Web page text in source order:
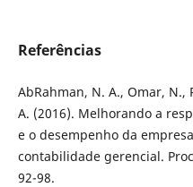
Referências
AbRahman, N. A., Omar, N.,
A. (2016). Melhorando a
e o desempenho da
contabilidade gerencial.
92-98.